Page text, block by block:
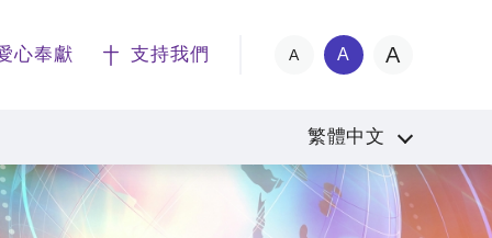
心奉獻 支持我們 A A A
繁體中文